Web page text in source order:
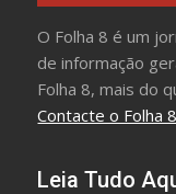
O Folha 8 é um
de informação
Folha 8, mais do
Contacte o Folha 8
Leia Tudo